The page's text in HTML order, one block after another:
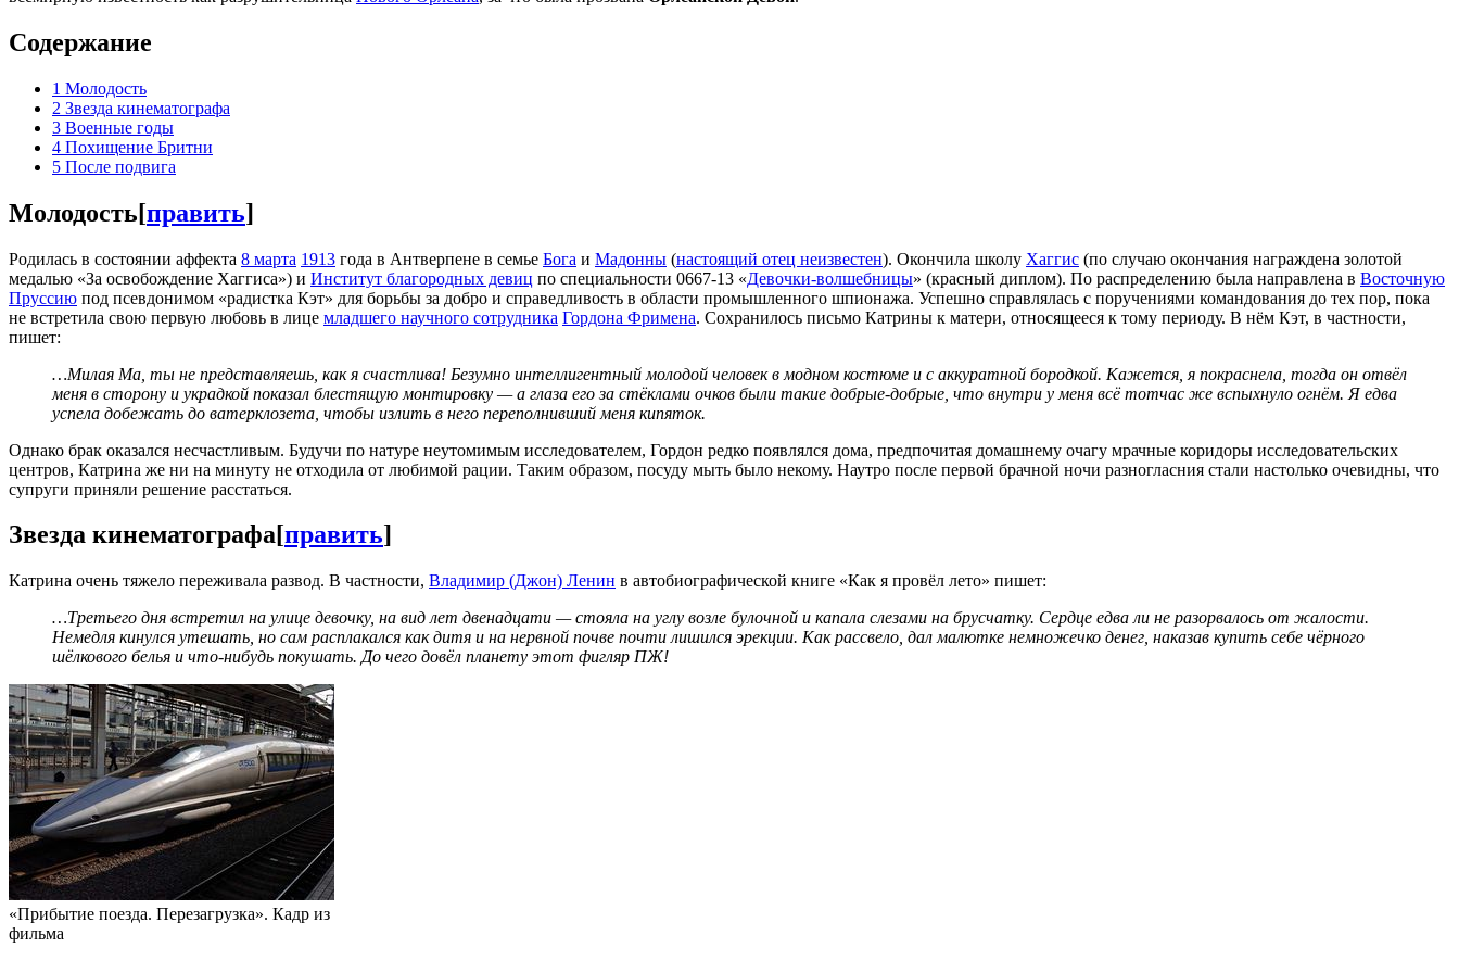
Содержание
1 Молодость
2 Звезда кинематографа
3 Военные годы
4 Похищение Бритни
5 После подвига
Молодость[править]
Родилась в состоянии аффекта 8 марта 1913 года в Антверпене в семье Бога и Мадонны (настоящий отец неизвестен). Окончила школу Хаггис (по случаю окончания награждена золотой
медалью «За освобождение Хаггиса») и Институт благородных девиц по специальности 0667-13 «Девочки-волшебницы» (красный диплом). По распределению была направлена в Восточную
Пруссию под псевдонимом «радистка Кэт» для борьбы за добро и справедливость в области промышленного шпионажа. Успешно справлялась с поручениями командования до тех пор, пока
не встретила свою первую любовь в лице младшего научного сотрудника Гордона Фримена. Сохранилось письмо Катрины к матери, относящееся к тому периоду. В нём Кэт, в частности,
пишет:
…Милая Ма, ты не представляешь, как я счастлива! Безумно интеллигентный молодой человек в модном костюме и с аккуратной бородкой. Кажется, я покраснела, тогда он отвёл
меня в сторону и украдкой показал блестящую монтировку — а глаза его за стёклами очков были такие добрые-добрые, что внутри у меня всё тотчас же вспыхнуло огнём. Я едва
успела добежать до ватерклозета, чтобы излить в него переполнивший меня кипяток.
Однако брак оказался несчастливым. Будучи по натуре неутомимым исследователем, Гордон редко появлялся дома, предпочитая домашнему очагу мрачные коридоры исследовательских
центров, Катрина же ни на минуту не отходила от любимой рации. Таким образом, посуду мыть было некому. Наутро после первой брачной ночи разногласния стали настолько очевидны, что
супруги приняли решение расстаться.
Звезда кинематографа[править]
Катрина очень тяжело переживала развод. В частности, Владимир (Джон) Ленин в автобиографической книге «Как я провёл лето» пишет:
…Третьего дня встретил на улице девочку, на вид лет двенадцати — стояла на углу возле булочной и капала слезами на брусчатку. Сердце едва ли не разорвалось от жалости.
Немедля кинулся утешать, но сам расплакался как дитя и на нервной почве почти лишился эрекции. Как рассвело, дал малютке немножечко денег, наказав купить себе чёрного
шёлкового белья и что-нибудь покушать. До чего довёл планету этот фигляр ПЖ!
«Прибытие поезда. Перезагрузка». Кадр из
фильма